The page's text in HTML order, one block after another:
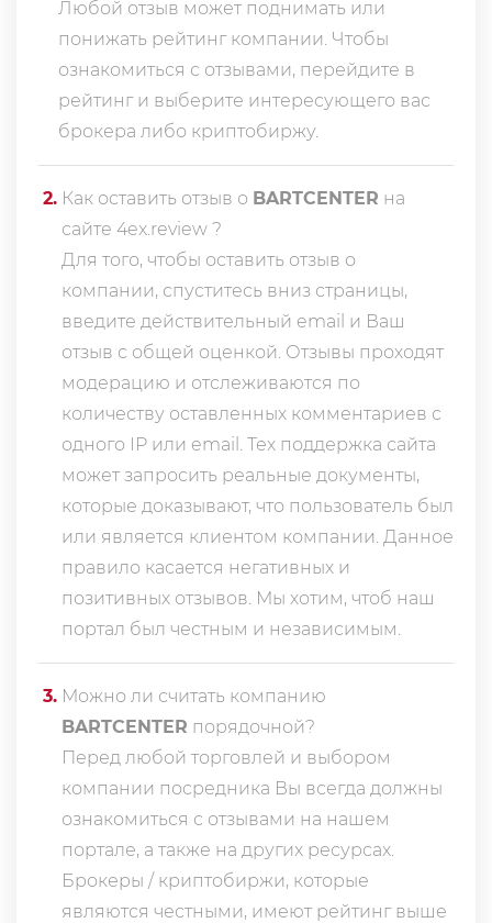
Любой отзыв может поднимать или
понижать рейтинг компании. Чтобы
ознакомиться с отзывами, перейдите в
рейтинг и выберите интересующего вас
брокера либо криптобиржу.
2. Как оставить отзыв о BARTCENTER на
сайте 4ex.review ?
Для того, чтобы оставить отзыв о
компании, спуститесь вниз страницы,
введите действительный email и Ваш
отзыв с общей оценкой. Отзывы проходят
модерацию и отслеживаются по
количеству оставленных комментариев с
одного IP или email. Тех поддержка сайта
может запросить реальные документы,
которые доказывают, что пользователь был
или является клиентом компании. Данное
правило касается негативных и
позитивных отзывов. Мы хотим, чтоб наш
портал был честным и независимым.
3. Можно ли считать компанию
BARTCENTER порядочной?
Перед любой торговлей и выбором
компании посредника Вы всегда должны
ознакомиться с отзывами на нашем
портале, а также на других ресурсах.
Брокеры / криптобиржи, которые
являются честными, имеют рейтинг выше